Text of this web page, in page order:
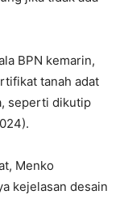
BPN kemarin,
tanah adat
seperti dikutip
Menko
kejelasan desain